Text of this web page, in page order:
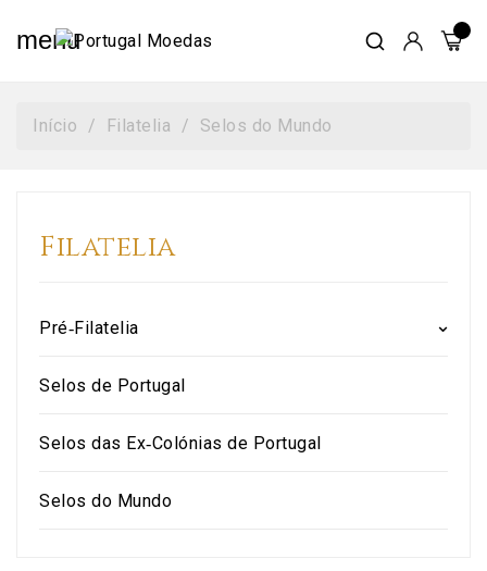
menu
Início Filatelia Selos do Mundo
Filatelia
Pré‑Filatelia
Selos de Portugal
Selos das Ex‑Colónias de Portugal
Selos do Mundo